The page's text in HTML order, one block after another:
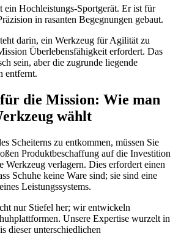
ein Hochleistungs-Sportgerät. Er ist für
in rasanten Begegnungen gebaut.
darin, ein Werkzeug für Agilität zu
Überlebensfähigkeit erfordert. Das
sein, aber die zugrunde liegende
entfernt.
die Mission: Wie man
wählt
Scheiterns zu entkommen, müssen Sie
Produktbeschaffung auf die Investition
Werkzeug verlagern. Dies erfordert einen
Schuhe keine Ware sind; sie sind eine
Leistungssystems.
nur Stiefel her; wir entwickeln
Unsere Expertise wurzelt in
dieser unterschiedlichen